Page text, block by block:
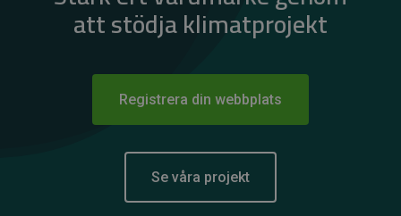
att stödja klimatprojekt
Registrera din webbplats
Se våra projekt